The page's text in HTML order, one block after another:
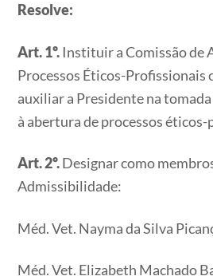
Resolve:
Art. 1º. Instituir a Comissão de
Processos Éticos-Profissionais
auxiliar a Presidente na
à abertura de processos
Art. 2º.Designar como
Admissibilidade:
Méd. Vet. Nayma da Silva
Méd. Vet. Elizabeth Machado